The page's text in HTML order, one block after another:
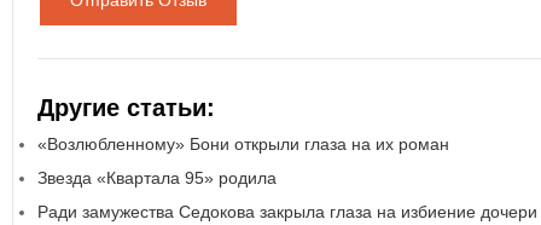
Другие статьи:
«Возлюбленному» Бони открыли глаза на их роман
Звезда «Квартала 95» родила
Ради замужества Седокова закрыла глаза на избиение дочери